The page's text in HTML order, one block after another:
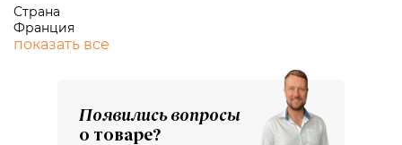
Страна
Франция
показать все
Появились вопросы
о товаре?